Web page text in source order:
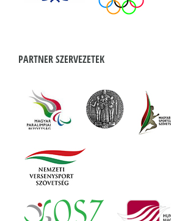
PARTNER SZERVEZETEK